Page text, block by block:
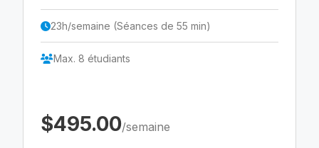
23h/semaine (Séances de 55 min)
Max. 8 étudiants
$495.00/semaine